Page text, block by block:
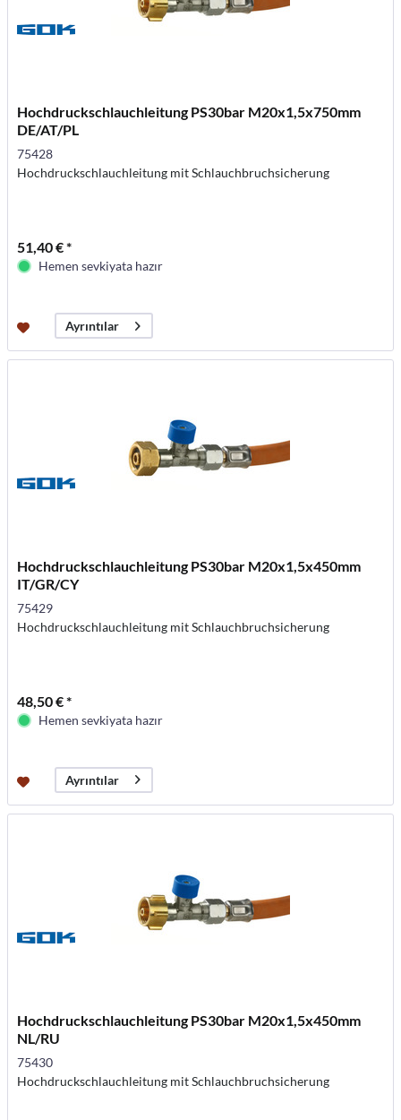
Hochdruckschlauchleitung PS30bar M20x1,5x750mm
DE/AT/PL
75428
Hochdruckschlauchleitung mit Schlauchbruchsicherung
51,40 € *
Hemen sevkiyata hazır
Ayrıntılar
Hochdruckschlauchleitung PS30bar M20x1,5x450mm
IT/GR/CY
75429
Hochdruckschlauchleitung mit Schlauchbruchsicherung
48,50 € *
Hemen sevkiyata hazır
Ayrıntılar
Hochdruckschlauchleitung PS30bar M20x1,5x450mm
NL/RU
75430
Hochdruckschlauchleitung mit Schlauchbruchsicherung